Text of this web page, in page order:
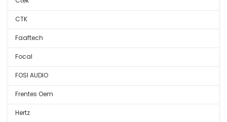
CTK
Faaftech
Focal
FOSI AUDIO
Frentes Oem
Hertz